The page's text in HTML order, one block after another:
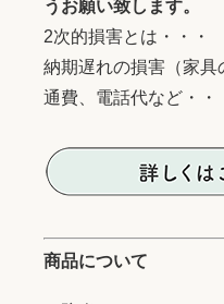
うお願い致します。
2次的損害とは・・・
納期遅れの損害（家具
通費、電話代など・・
商品について